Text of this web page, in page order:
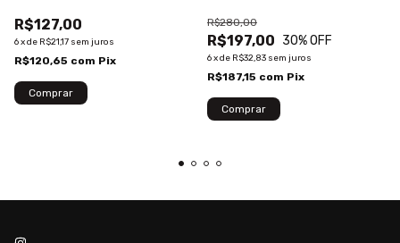
R$127,00
6xde R$21,17 sem juros
R$120,65 com Pix
R$197,00
R$280,00
30% OFF
6xde R$32,83 sem juros
R$187,15 com Pix
Comprar